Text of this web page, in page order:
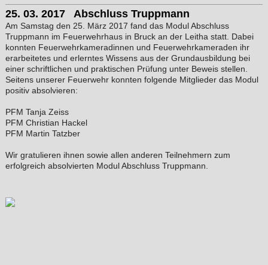
25. 03. 2017 Abschluss Truppmann
Am Samstag den 25. März 2017 fand das Modul Abschluss
Truppmann im Feuerwehrhaus in Bruck an der Leitha statt. Dabei
konnten Feuerwehrkameradinnen und Feuerwehrkameraden ihr
erarbeitetes und erlerntes Wissens aus der Grundausbildung bei
einer schriftlichen und praktischen Prüfung unter Beweis stellen.
Seitens unserer Feuerwehr konnten folgende Mitglieder das Modul
positiv absolvieren:
PFM Tanja Zeiss
PFM Christian Hackel
PFM Martin Tatzber
Wir gratulieren ihnen sowie allen anderen Teilnehmern zum
erfolgreich absolvierten Modul Abschluss Truppmann.